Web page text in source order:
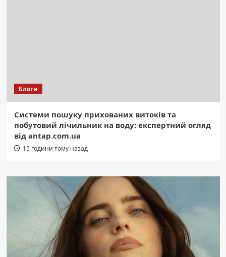
Блоги
Системи пошуку прихованих витоків та
побутовий лічильник на воду: експертний огляд
від antap.com.ua
15 години тому назад